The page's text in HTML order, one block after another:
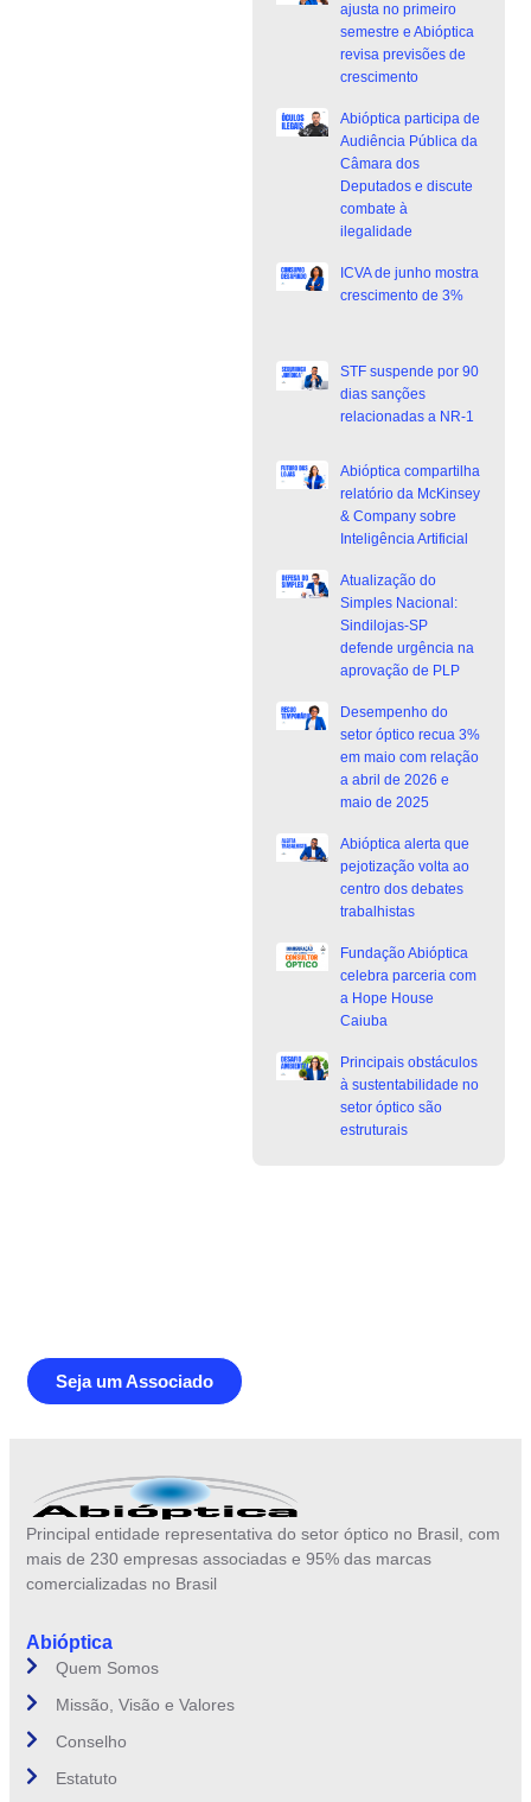
ajusta no primeiro
semestre e Abióptica
revisa previsões de
crescimento
Abióptica participa de
Audiência Pública da
Câmara dos
Deputados e discute
combate à
ilegalidade
ICVA de junho mostra
crescimento de 3%
STF suspende por 90
dias sanções
relacionadas a NR-1
Abióptica compartilha
relatório da McKinsey
& Company sobre
Inteligência Artificial
Atualização do
Simples Nacional:
Sindilojas-SP
defende urgência na
aprovação de PLP
Desempenho do
setor óptico recua 3%
em maio com relação
a abril de 2026 e
maio de 2025
Abióptica alerta que
pejotização volta ao
centro dos debates
trabalhistas
Fundação Abióptica
celebra parceria com
a Hope House
Caiuba
Principais obstáculos
à sustentabilidade no
setor óptico são
estruturais
Seja um Associado
Principal entidade representativa do setor óptico no Brasil, com
mais de 230 empresas associadas e 95% das marcas
comercializadas no Brasil
Abióptica
Quem Somos
Missão, Visão e Valores
Conselho
Estatuto